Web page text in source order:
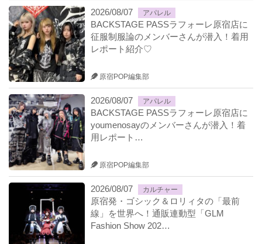
2026/08/07 アパレル
BACKSTAGE PASSラフォーレ原宿店に
征服制服論のメンバーさんが潜入！着用
レポート紹介♡
原宿POP編集部
2026/08/07 アパレル
BACKSTAGE PASSラフォーレ原宿店に
youmenosayのメンバーさんが潜入！着
用レポート…
原宿POP編集部
2026/08/07 カルチャー
原宿発・ゴシック＆ロリィタの「最前
線」を世界へ！通販連動型「GLM
Fashion Show 202…